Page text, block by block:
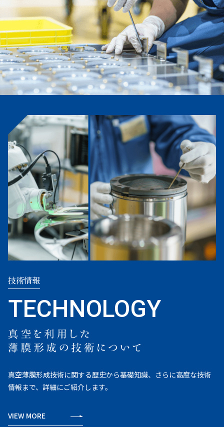
技術情報
真空薄膜形成技術に関する歴史から基礎知識、さらに高度な技術
情報まで、詳細にご紹介します。
VIEW MORE